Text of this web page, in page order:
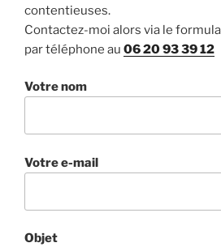
contentieuses.
Contactez-moi alors via le
par téléphone au 06 20 93 39 12
Votre nom
Votre e-mail
Objet